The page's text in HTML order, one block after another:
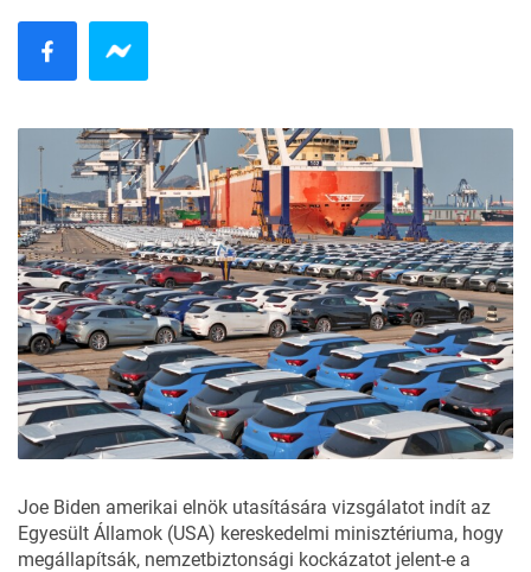
Joe Biden amerikai elnök utasítására vizsgálatot indít az
Egyesült Államok (USA) kereskedelmi minisztériuma, hogy
megállapítsák, nemzetbiztonsági kockázatot jelent-e a